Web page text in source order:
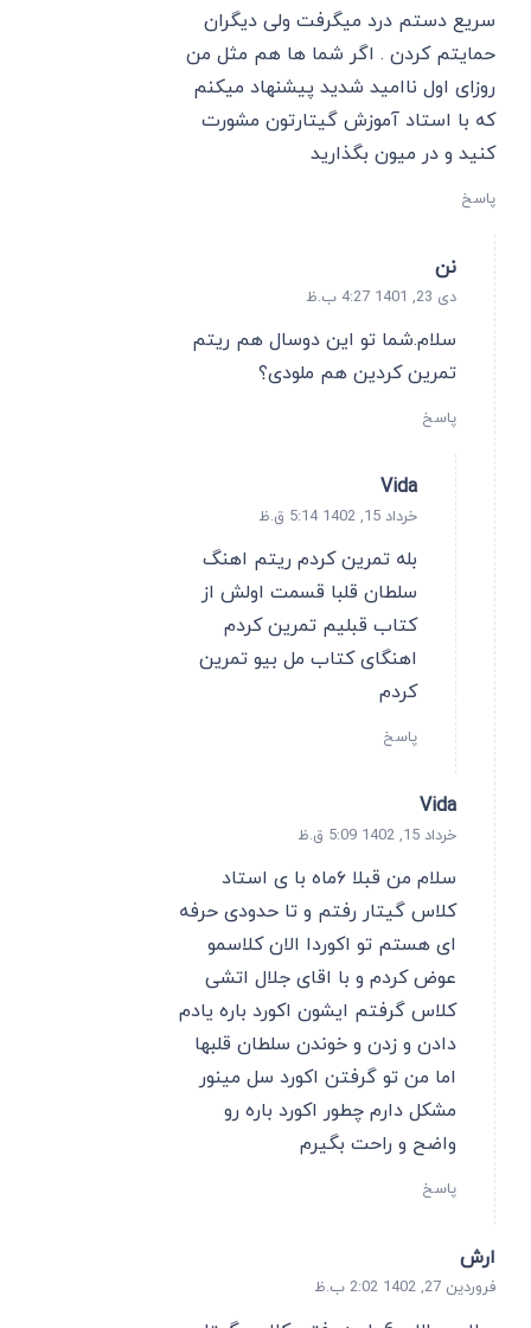
سریع دستم درد میگرفت ولی دیگران
حمایتم کردن . اگر شما ها هم مثل من
روزای اول ناامید شدید پیشنهاد میکنم
که با استاد آموزش گیتارتون مشورت
کنید و در میون بگذارید
پاسخ
نن
دی 23, 1401 4:27 ب.ظ
سلام.شما تو این دوسال هم ریتم
تمرین کردین هم ملودی؟
پاسخ
Vida
خرداد 15, 1402 5:14 ق.ظ
بله تمرین کردم ریتم اهنگ
سلطان قلبا قسمت اولش از
کتاب قبلیم تمرین کردم
اهنگای کتاب مل بیو تمرین
کردم
پاسخ
Vida
خرداد 15, 1402 5:09 ق.ظ
سلام من قبلا ۶ماه با ی استاد
کلاس گیتار رفتم و تا حدودی حرفه
ای هستم تو اکوردا الان کلاسمو
عوض کردم و با اقای جلال اتشی
کلاس گرفتم ایشون اکورد باره یادم
دادن و زدن و خوندن سلطان قلبها
اما من تو گرفتن اکورد سل مینور
مشکل دارم چطور اکورد باره رو
واضح و راحت بگیرم
پاسخ
ارش
فروردین 27, 1402 2:02 ب.ظ